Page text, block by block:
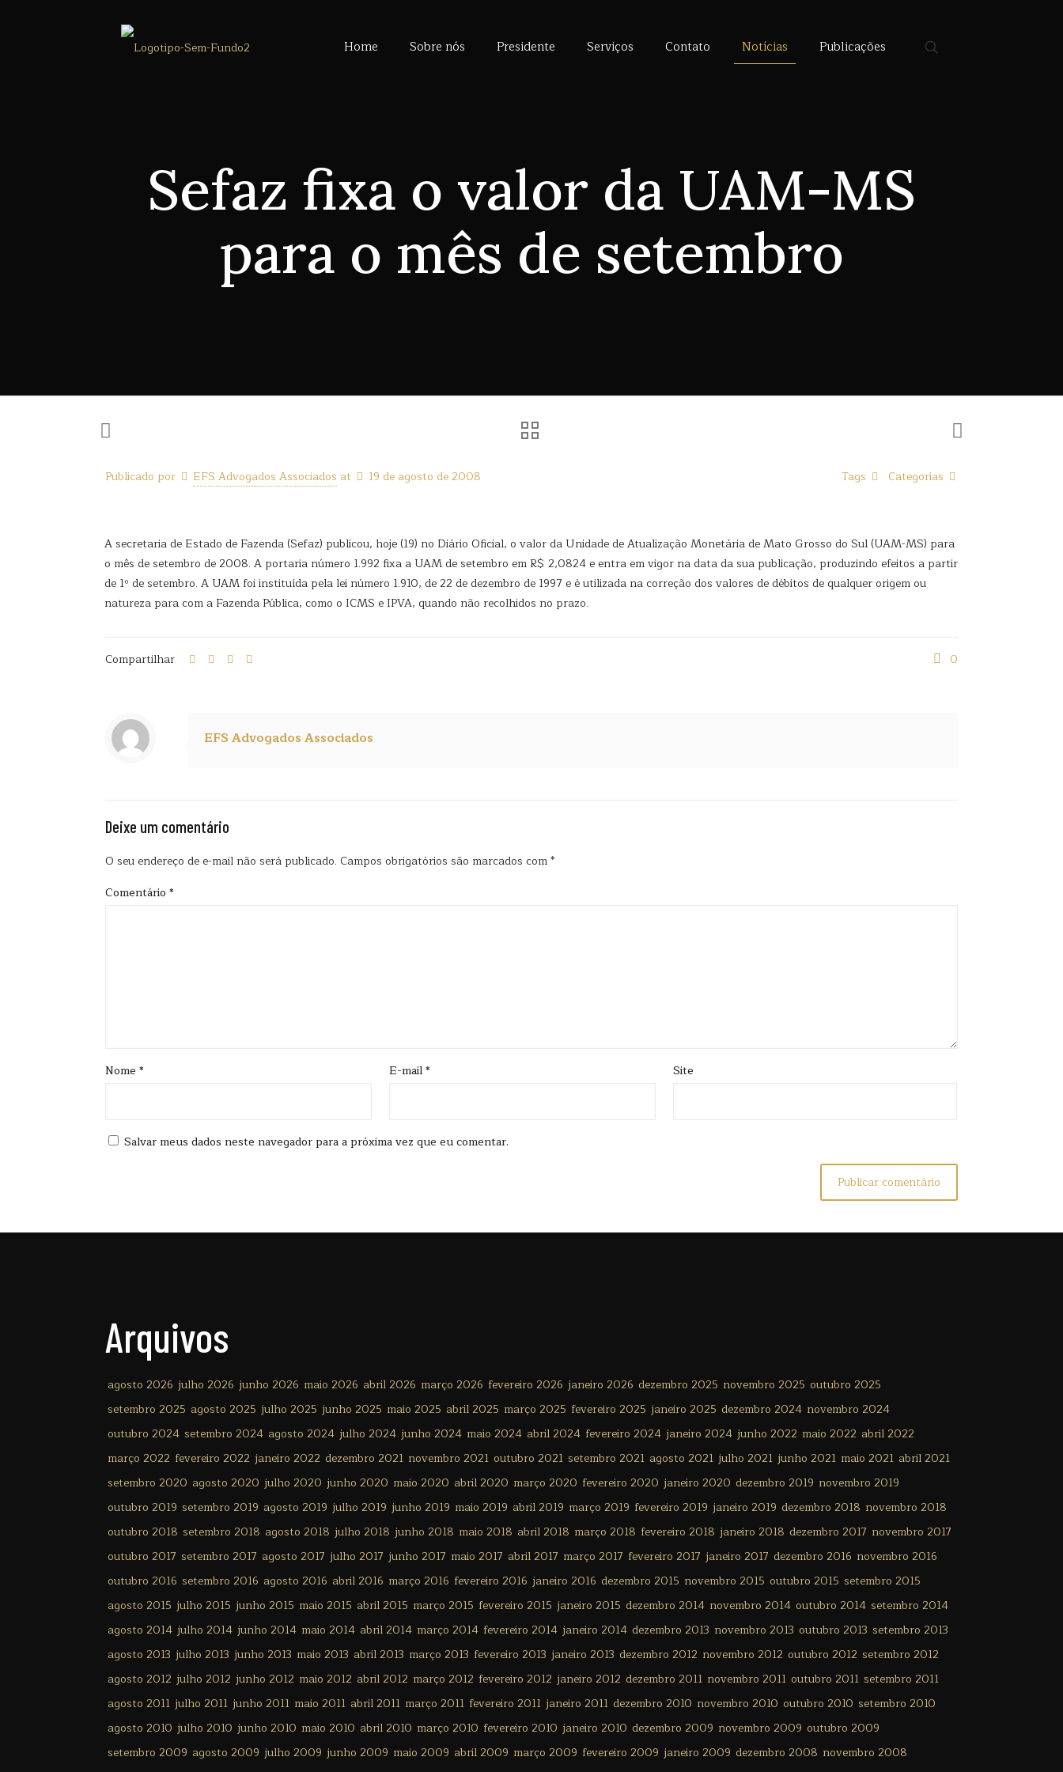
Home Sobre nós Presidente Serviços Contato Notícias Publicações
Sefaz fixa o valor da UAM-MS
para o mês de setembro
Publicado por EFS Advogados Associados at 19 de agosto de 2008 Categorias
Tags
A secretaria de Estado de Fazenda (Sefaz) publicou, hoje (19) no Diário Oficial, o valor da Unidade de Atualização Monetária de Mato Grosso do Sul (UAM-MS) para
o mês de setembro de 2008. A portaria número 1.992 fixa a UAM de setembro em R$ 2,0824 e entra em vigor na data da sua publicação, produzindo efeitos a partir
de 1º de setembro. A UAM foi instituída pela lei número 1.910, de 22 de dezembro de 1997 e é utilizada na correção dos valores de débitos de qualquer origem ou
natureza para com a Fazenda Pública, como o ICMS e IPVA, quando não recolhidos no prazo.
Compartilhar 0
EFS Advogados Associados
Deixe um comentário
O seu endereço de e-mail não será publicado. Campos obrigatórios são marcados com*
Comentário *
Nome * E-mail* Site
Salvar meus dados neste navegador para a próxima vez que eu comentar.
Arquivos
agosto 2026 julho 2026 junho 2026 maio 2026 abril 2026 março 2026 fevereiro 2026 janeiro 2026 dezembro 2025 novembro 2025 outubro 2025
setembro 2025 agosto 2025 julho 2025 junho 2025 maio 2025 abril 2025 março 2025 fevereiro 2025 janeiro 2025 dezembro 2024 novembro 2024
outubro 2024 setembro 2024 agosto 2024 julho 2024 junho 2024 maio 2024 abril 2024 fevereiro 2024 janeiro 2024 junho 2022 maio 2022 abril 2022
março 2022 fevereiro 2022 janeiro 2022 dezembro 2021 novembro 2021 outubro 2021 setembro 2021 agosto 2021 julho 2021 junho 2021 maio 2021 abril 2021
setembro 2020 agosto 2020 julho 2020 junho 2020 maio 2020 abril 2020 março 2020 fevereiro 2020 janeiro 2020 dezembro 2019 novembro 2019
outubro 2019 setembro 2019 agosto 2019 julho 2019 junho 2019 maio 2019 abril 2019 março 2019 fevereiro 2019 janeiro 2019 dezembro 2018 novembro 2018
outubro 2018 setembro 2018 agosto 2018 julho 2018 junho 2018 maio 2018 abril 2018 março 2018 fevereiro 2018 janeiro 2018 dezembro 2017 novembro 2017
outubro 2017 setembro 2017 agosto 2017 julho 2017 junho 2017 maio 2017 abril 2017 março 2017 fevereiro 2017 janeiro 2017 dezembro 2016 novembro 2016
outubro 2016 setembro 2016 agosto 2016 abril 2016 março 2016 fevereiro 2016 janeiro 2016 dezembro 2015 novembro 2015 outubro 2015 setembro 2015
agosto 2015 julho 2015 junho 2015 maio 2015 abril 2015 março 2015 fevereiro 2015 janeiro 2015 dezembro 2014 novembro 2014 outubro 2014 setembro 2014
agosto 2014 julho 2014 junho 2014 maio 2014 abril 2014 março 2014 fevereiro 2014 janeiro 2014 dezembro 2013 novembro 2013 outubro 2013 setembro 2013
agosto 2013 julho 2013 junho 2013 maio 2013 abril 2013 março 2013 fevereiro 2013 janeiro 2013 dezembro 2012 novembro 2012 outubro 2012 setembro 2012
agosto 2012 julho 2012 junho 2012 maio 2012 abril 2012 março 2012 fevereiro 2012 janeiro 2012 dezembro 2011 novembro 2011 outubro 2011 setembro 2011
agosto 2011 julho 2011 junho 2011 maio 2011 abril 2011 março 2011 fevereiro 2011 janeiro 2011 dezembro 2010 novembro 2010 outubro 2010 setembro 2010
agosto 2010 julho 2010 junho 2010 maio 2010 abril 2010 março 2010 fevereiro 2010 janeiro 2010 dezembro 2009 novembro 2009 outubro 2009
setembro 2009 agosto 2009 julho 2009 junho 2009 maio 2009 abril 2009 março 2009 fevereiro 2009 janeiro 2009 dezembro 2008 novembro 2008